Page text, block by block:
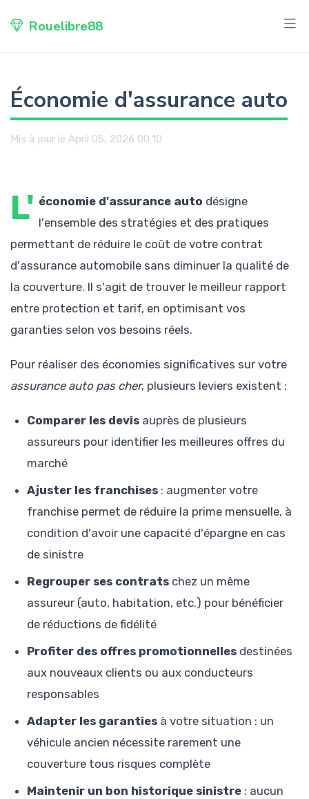
Rouelibre88
Économie d'assurance auto
Mis à jour le April 05, 2026 00:10
L' économie d'assurance auto désigne
l'ensemble des stratégies et des pratiques
permettant de réduire le coût de votre contrat
d'assurance automobile sans diminuer la qualité de
la couverture. Il s'agit de trouver le meilleur rapport
entre protection et tarif, en optimisant vos
garanties selon vos besoins réels.
Pour réaliser des économies significatives sur votre
assurance auto pas cher, plusieurs leviers existent :
Comparer les devis auprès de plusieurs
assureurs pour identifier les meilleures offres du
marché
Ajuster les franchises : augmenter votre
franchise permet de réduire la prime mensuelle, à
condition d'avoir une capacité d'épargne en cas
de sinistre
Regrouper ses contrats chez un même
assureur (auto, habitation, etc.) pour bénéficier
de réductions de fidélité
Profiter des offres promotionnelles destinées
aux nouveaux clients ou aux conducteurs
responsables
Adapter les garanties à votre situation : un
véhicule ancien nécessite rarement une
couverture tous risques complète
Maintenir un bon historique sinistre : aucun